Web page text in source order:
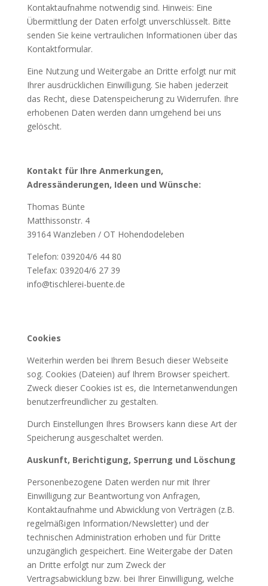
Kontaktaufnahme notwendig sind. Hinweis: Eine
Übermittlung der Daten erfolgt unverschlüsselt. Bitte
senden Sie keine vertraulichen Informationen über das
Kontaktformular.
Eine Nutzung und Weitergabe an Dritte erfolgt nur mit
Ihrer ausdrücklichen Einwilligung. Sie haben jederzeit
das Recht, diese Datenspeicherung zu Widerrufen. Ihre
erhobenen Daten werden dann umgehend bei uns
gelöscht.
Kontakt für Ihre Anmerkungen,
Adressänderungen, Ideen und Wünsche:
Thomas Bünte
Matthissonstr. 4
39164 Wanzleben / OT Hohendodeleben
Telefon: 039204/6 44 80
Telefax: 039204/6 27 39
info@tischlerei-buente.de
Cookies
Weiterhin werden bei Ihrem Besuch dieser Webseite
sog. Cookies (Dateien) auf Ihrem Browser speichert.
Zweck dieser Cookies ist es, die Internetanwendungen
benutzerfreundlicher zu gestalten.
Durch Einstellungen Ihres Browsers kann diese Art der
Speicherung ausgeschaltet werden.
Auskunft, Berichtigung, Sperrung und Löschung
Personenbezogene Daten werden nur mit Ihrer
Einwilligung zur Beantwortung von Anfragen,
Kontaktaufnahme und Abwicklung von Verträgen (z.B.
regelmäßigen Information/Newsletter) und der
technischen Administration erhoben und für Dritte
unzugänglich gespeichert. Eine Weitergabe der Daten
an Dritte erfolgt nur zum Zweck der
Vertragsabwicklung bzw. bei Ihrer Einwilligung, welche